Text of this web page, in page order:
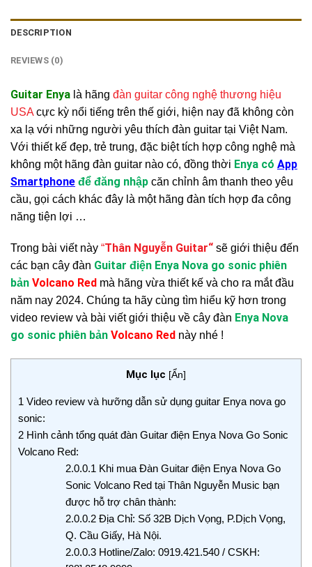
DESCRIPTION
REVIEWS (0)
Guitar Enya là hãng đàn guitar công nghệ thương hiệu
USA cực kỳ nổi tiếng trên thế giới, hiện nay đã không còn
xa lạ với những người yêu thích đàn guitar tại Việt Nam.
Với thiết kế đẹp, trẻ trung, đặc biệt tích hợp công nghệ mà
không một hãng đàn guitar nào có, đồng thời Enya có App
Smartphone để đăng nhập căn chỉnh âm thanh theo yêu
cầu, gọi cách khác đây là một hãng đàn tích hợp đa công
năng tiện lợi …
Trong bài viết này “Thân Nguyễn Guitar“ sẽ giới thiệu đến
các bạn cây đàn Guitar điện Enya Nova go sonic phiên
bản Volcano Red mà hãng vừa thiết kế và cho ra mắt đầu
năm nay 2024. Chúng ta hãy cùng tìm hiểu kỹ hơn trong
video review và bài viết giới thiệu về cây đàn Enya Nova
go sonic phiên bản Volcano Red này nhé !
Mục lục [Ẩn]
1 Video review và hưỡng dẫn sử dụng guitar Enya nova go
sonic:
2 Hình cảnh tổng quát đàn Guitar điện Enya Nova Go Sonic
Volcano Red:
2.0.0.1 Khi mua Đàn Guitar điện Enya Nova Go
Sonic Volcano Red tại Thân Nguyễn Music bạn
được hỗ trợ chân thành:
2.0.0.2 Địa Chỉ: Số 32B Dịch Vọng, P.Dịch Vọng,
Q. Cầu Giấy, Hà Nội.
2.0.0.3 Hotline/Zalo: 0919.421.540 / CSKH: